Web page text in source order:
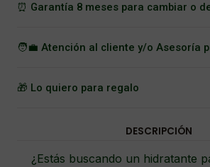
⏰ Garantía 8 meses para cambiar o
🧑‍💼 Atención al cliente y/o Asesoría
🎁 Lo quiero para regalo
DESCRIPCIÓN
¿Estás buscando un hidratante